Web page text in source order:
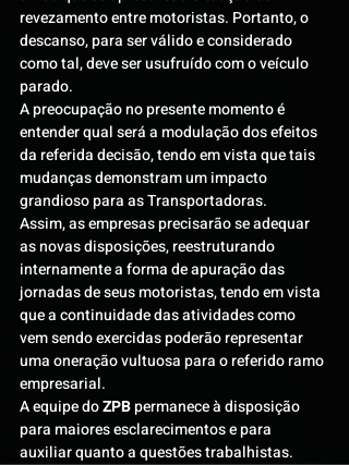
revezamento entre motoristas. Portanto, o
descanso, para ser válido e considerado
como tal, deve ser usufruído com o veículo
parado.
A preocupação no presente momento é
entender qual será a modulação dos efeitos
da referida decisão, tendo em vista que tais
mudanças demonstram um impacto
grandioso para as Transportadoras.
Assim, as empresas precisarão se adequar
as novas disposições, reestruturando
internamente a forma de apuração das
jornadas de seus motoristas, tendo em vista
que a continuidade das atividades como
vem sendo exercidas poderão representar
uma oneração vultuosa para o referido ramo
empresarial.
A equipe do ZPB permanece à disposição
para maiores esclarecimentos e para
auxiliar quanto a questões trabalhistas.